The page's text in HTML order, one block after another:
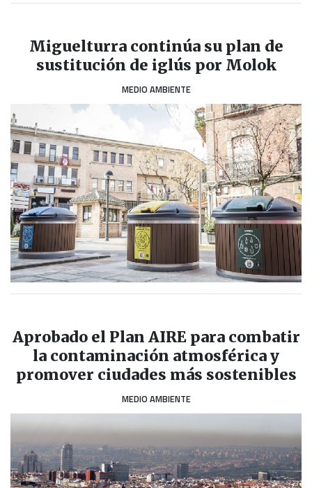
Miguelturra continúa su plan de
sustitución de iglús por Molok
MEDIO AMBIENTE
Aprobado el Plan AIRE para combatir
la contaminación atmosférica y
promover ciudades más sostenibles
MEDIO AMBIENTE